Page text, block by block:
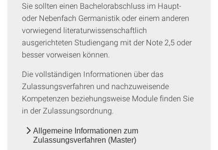
Sie sollten einen Bachelorabschluss im Haupt-
oder Nebenfach Germanistik oder einem anderen
vorwiegend literaturwissenschaftlich
ausgerichteten Studiengang mit der Note 2,5 oder
besser vorweisen können.
Die vollständigen Informationen über das
Zulassungsverfahren und nachzuweisende
Kompetenzen beziehungsweise Module finden Sie
in der Zulassungsordnung.
Allgemeine Informationen zum
Zulassungsverfahren (Master)